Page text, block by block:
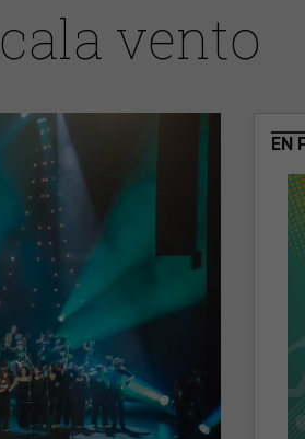
cala vento
EN